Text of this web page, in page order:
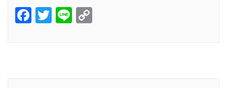
Facebook
Twitter
Line